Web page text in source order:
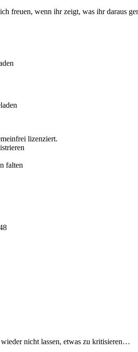
freuen, wenn ihr zeigt, was ihr daraus
lizenziert.
falten
nicht lassen, etwas zu kritisieren…